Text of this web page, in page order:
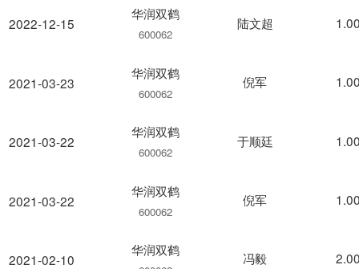
2022-12-15
2021-03-23
2021-03-22
2021-03-22
2021-02-10
华润双鹤
600062
陆文超
华润双鹤
600062
倪军
华润双鹤
600062
于顺廷
华润双鹤
600062
倪军
华润双鹤 冯毅